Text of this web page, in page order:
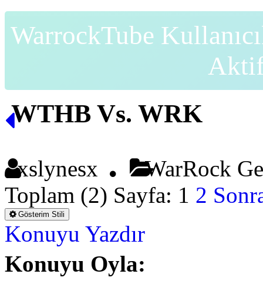
WarrockTube
WTHB Vs. WRK
xslynesx
WarRock
Toplam (2) Sayfa: 1 2
Gösterim Stili
Konuyu Yazdır
Konuyu Oyla: